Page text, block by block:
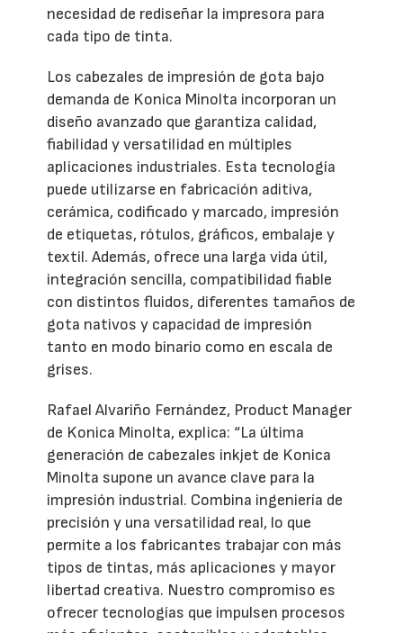
necesidad de rediseñar la impresora para
cada tipo de tinta.
Los cabezales de impresión de gota bajo
demanda de Konica Minolta incorporan un
diseño avanzado que garantiza calidad,
fiabilidad y versatilidad en múltiples
aplicaciones industriales. Esta tecnología
puede utilizarse en fabricación aditiva,
cerámica, codificado y marcado, impresión
de etiquetas, rótulos, gráficos, embalaje y
textil. Además, ofrece una larga vida útil,
integración sencilla, compatibilidad fiable
con distintos fluidos, diferentes tamaños de
gota nativos y capacidad de impresión
tanto en modo binario como en escala de
grises.
Rafael Alvariño Fernández, Product Manager
de Konica Minolta, explica: “La última
generación de cabezales inkjet de Konica
Minolta supone un avance clave para la
impresión industrial. Combina ingeniería de
precisión y una versatilidad real, lo que
permite a los fabricantes trabajar con más
tipos de tintas, más aplicaciones y mayor
libertad creativa. Nuestro compromiso es
ofrecer tecnologías que impulsen procesos